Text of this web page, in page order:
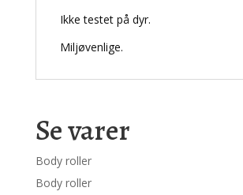
Ikke testet på dyr.
Miljøvenlige.
Se varer
Body roller
Body roller